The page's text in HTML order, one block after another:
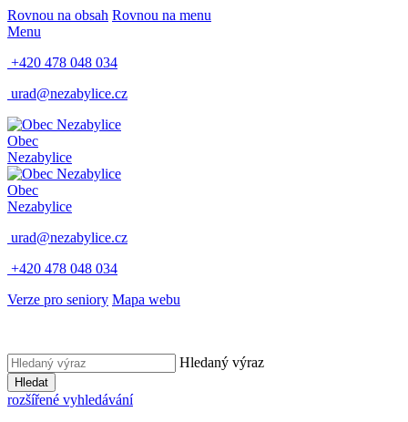
Rovnou na obsah Rovnou na menu
Menu
+420 478 048 034
urad@nezabylice.cz
Obec
Nezabylice
Obec
Nezabylice
urad@nezabylice.cz
+420 478 048 034
Verze pro seniory Mapa webu
Hledaný výraz
Hledat
rozšířené vyhledávání